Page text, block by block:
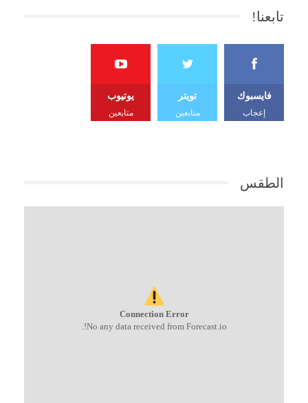
تابعنا!
فايسبوك
إعجاب
تويتر
متابعين
يوتيوب
متابعين
الطقس
Connection Error
No any data received from Forecast.io!.